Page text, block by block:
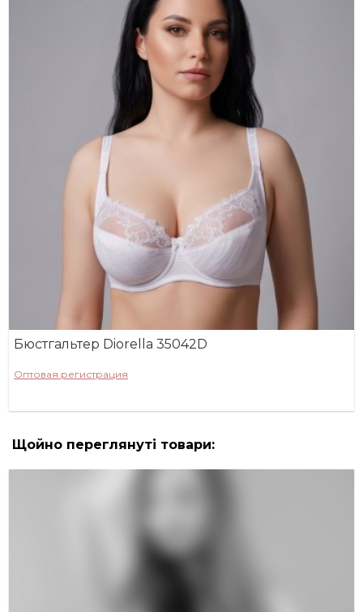
Бюстгальтер Diorella 35042D
Оптовая регистрация
Щойно переглянуті товари: